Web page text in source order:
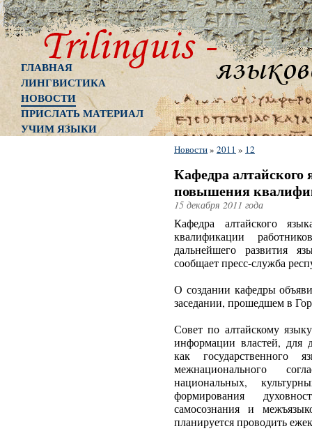
ГЛАВНАЯ
ЛИНГВИСТИКА
НОВОСТИ
ПРИСЛАТЬ МАТЕРИАЛ
УЧИМ ЯЗЫКИ
Новости» 2011 » 12
Кафедра алтайского
повышения
15 декабря 2011 года
Кафедра алтайского
квалификации
дальнейшего развития
сообщает пресс-служба
О создании кафедры
заседании, прошедшем в
Совет по алтайскому
информации властей, для
как государственного
межнационального
национальных,
формирования
самосознания и
планируется проводить